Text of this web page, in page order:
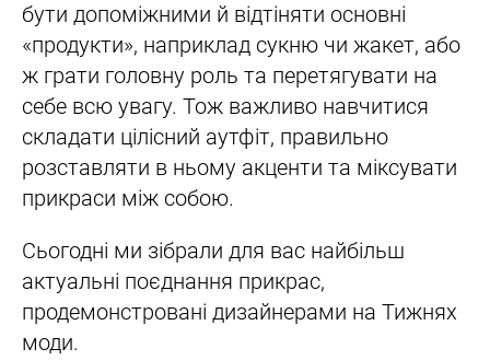
бути допоміжними й відтіняти основні
«продукти», наприклад сукню чи жакет, або
ж грати головну роль та перетягувати на
себе всю увагу. Тож важливо навчитися
складати цілісний аутфіт, правильно
розставляти в ньому акценти та міксувати
прикраси між собою.
Сьогодні ми зібрали для вас найбільш
актуальні поєднання прикрас,
продемонстровані дизайнерами на Тижнях
моди.